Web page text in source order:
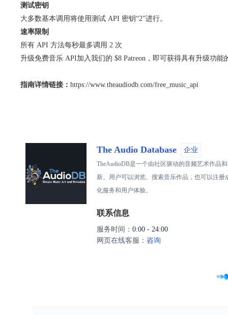
测试密钥
大多数基本调用将使用测试 API 密钥“2”进行。
速率限制
所有 API 方法每秒最多调用 2 次
升级免费音乐 API加入我们的 $8 Patreon，即可获得具有升级功
指南详情链接： https://www.theaudiodb.com/free_music_api
The Audio Database 企业
TheAudioDB是一个由社区驱动的音频艺术作品
新。用户可以浏览、搜索音乐作品，也可以注
化服务和用户体验。
联系信息
服务时间： 0:00 - 24:00
网页在线客服： 咨询